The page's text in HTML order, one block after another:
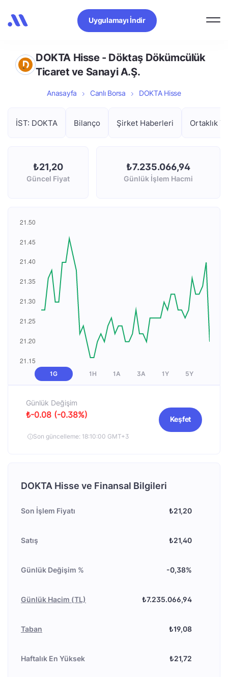
Uygulamayı İndir
DOKTA Hisse - Döktaş Dökümcülük
Ticaret ve Sanayi A.Ş.
Anasayfa Canlı Borsa DOKTA Hisse
İST: DOKTA Bilanço Şirket Haberleri Ortaklık
₺21,20
Güncel Fiyat
₺7.235.066,94
Günlük İşlem Hacmi
1G 1H 1A 3A 1Y 5Y
Günlük Değişim
₺-0.08 (-0.38%)
Son güncelleme: 18:10:00 GMT+3
Keşfet
DOKTA Hisse ve Finansal Bilgileri
Son İşlem Fiyatı ₺21,20
Satış ₺21,40
Günlük Değişim % -0,38%
Günlük Hacim (TL) ₺7.235.066,94
Taban ₺19,08
Haftalık En Yüksek ₺21,72